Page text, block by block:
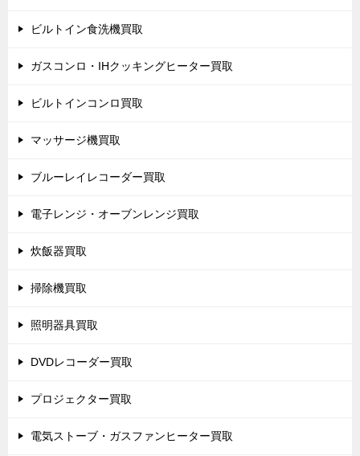
ビルトイン食洗機買取
ガスコンロ・IHクッキングヒーター買取
ビルトインコンロ買取
マッサージ機買取
ブルーレイレコーダー買取
電子レンジ・オーブンレンジ買取
炊飯器買取
掃除機買取
照明器具買取
DVDレコーダー買取
プロジェクター買取
電気ストーブ・ガスファンヒーター買取